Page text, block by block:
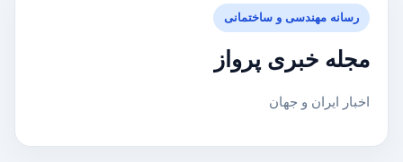
رسانه مهندسی و ساختمانی
مجله خبری پرواز
اخبار ایران و جهان